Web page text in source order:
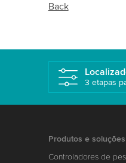
Back
3 etapas
Produtos e soluções
Controladores de